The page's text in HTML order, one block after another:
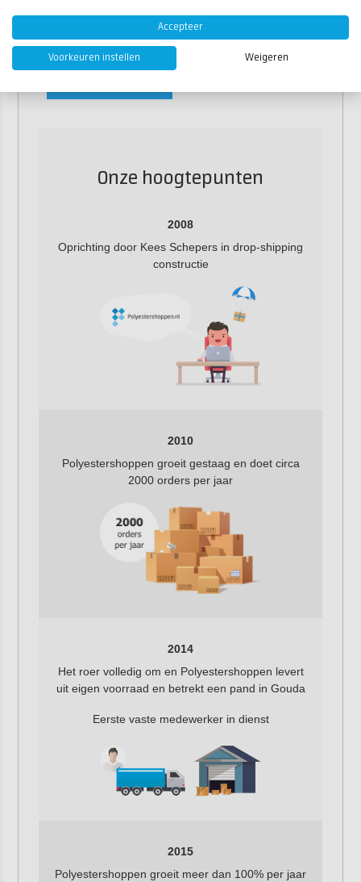
Jermain Doorson
Productie
Rob Bast
Onze hoogtepunten
2008
Oprichting door Kees Schepers in drop-shipping
constructie
2010
Polyestershoppen groeit gestaag en doet circa
2000 orders per jaar
2014
Het roer volledig om en Polyestershoppen levert
uit eigen voorraad en betrekt een pand in Gouda
Eerste vaste medewerker in dienst
2015
Polyestershoppen groeit meer dan 100% per jaar
Accepteer
Voorkeuren instellen Weigeren